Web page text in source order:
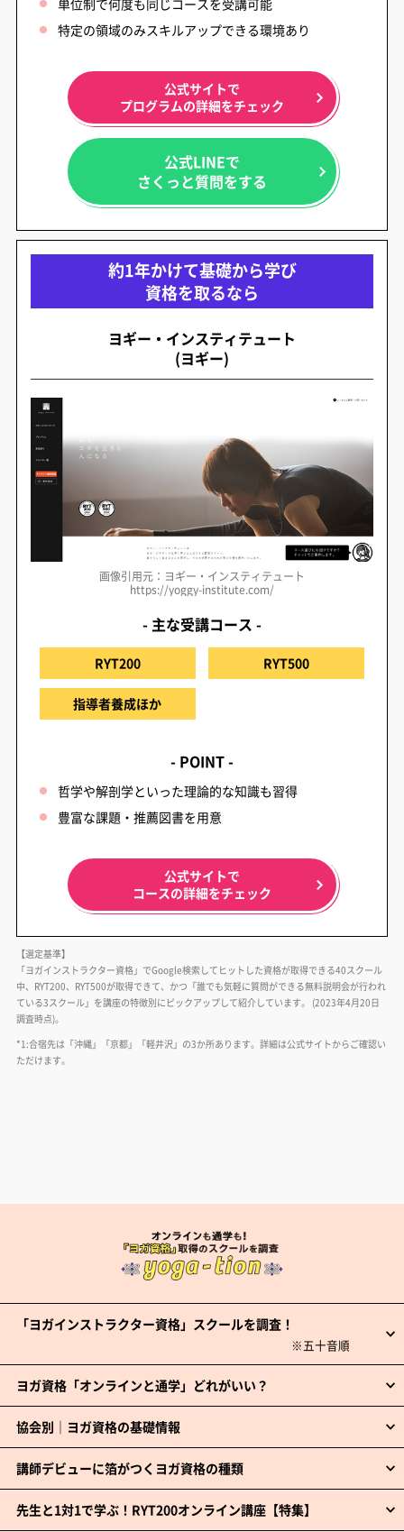
特定の領域のみスキルアップできる環境あり
公式サイトで
プログラムの詳細をチェック
公式LINEで
さくっと質問をする
約1年かけて基礎から学び
資格を取るなら
ヨギー・インスティテュート
(ヨギー)
画像引用元：ヨギー・インスティテュート
https://yoggy-institute.com/
- 主な受講コース -
RYT200 RYT500
指導者養成ほか
- POINT -
哲学や解剖学といった理論的な知識も習得
豊富な課題・推薦図書を用意
公式サイトで
コースの詳細をチェック
【選定基準】
「ヨガインストラクター資格」でGoogle検索してヒットした資格が取得できる40スクール
中、RYT200、RYT500が取得できて、かつ「誰でも気軽に質問ができる無料説明会が行われ
ている3スクール」を講座の特徴別にピックアップして紹介しています。 (2023年4月20日
調査時点)。
*1:合宿先は「沖縄」「京都」「軽井沢」の3か所あります。詳細は公式サイトからご確認い
ただけます。
「ヨガインストラクター資格」スクールを調査！
ヨガ資格「オンラインと通学」どれがいい？
協会別｜ヨガ資格の基礎情報
講師デビューに箔がつくヨガ資格の種類
先生と1対1で学ぶ！RYT200オンライン講座【特集】